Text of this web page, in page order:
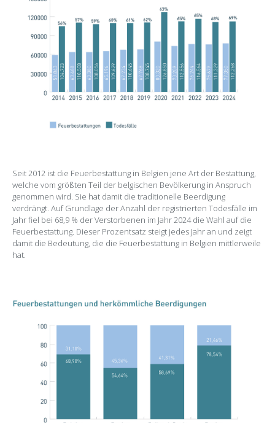
Seit 2012 ist die Feuerbestattung in Belgien jene Art der Bestattung,
welche vom größten Teil der belgischen Bevölkerung in Anspruch
genommen wird. Sie hat damit die traditionelle Beerdigung
verdrängt. Auf Grundlage der Anzahl der registrierten Todesfälle im
Jahr fiel bei 68,9 % der Verstorbenen im Jahr 2024 die Wahl auf die
Feuerbestattung. Dieser Prozentsatz steigt jedes Jahr an und zeigt
damit die Bedeutung, die die Feuerbestattung in Belgien mittlerweile
hat.